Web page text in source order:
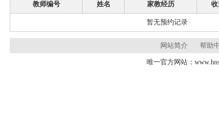
教师编号 姓名 家教经历
暂无预约记录
网站简介 帮助
唯一官方网站：